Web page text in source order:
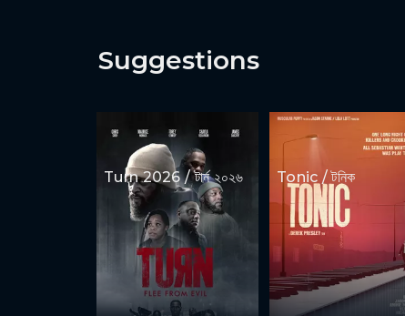
Suggestions
Turn 2026 / টার্ন ২০২৬ Tonic / টনিক